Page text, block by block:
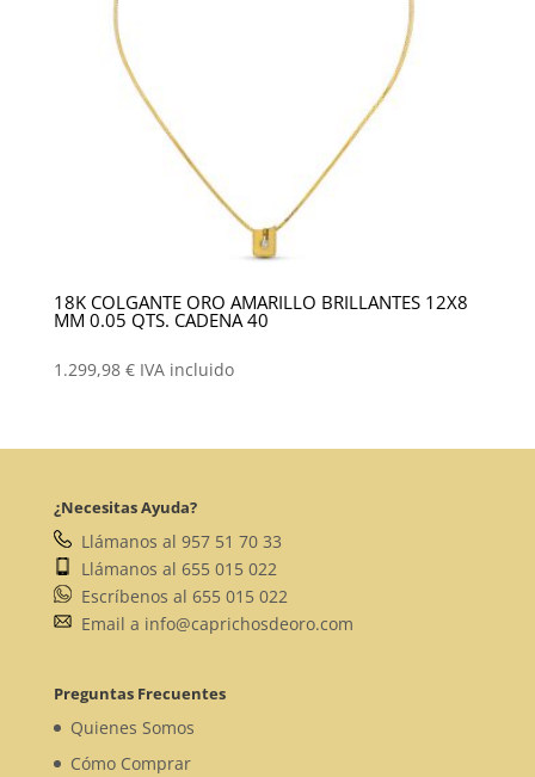
18K COLGANTE ORO AMARILLO BRILLANTES 12X8
MM 0.05 QTS. CADENA 40
1.299,98 € IVA incluido
¿Necesitas Ayuda?
Llámanos al 957 51 70 33
Llámanos al 655 015 022
Escríbenos al 655 015 022
Email a info@caprichosdeoro.com
Preguntas Frecuentes
Quienes Somos
Cómo Comprar